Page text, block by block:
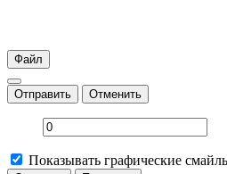
Файл
Отправить Отменить
Показывать графические